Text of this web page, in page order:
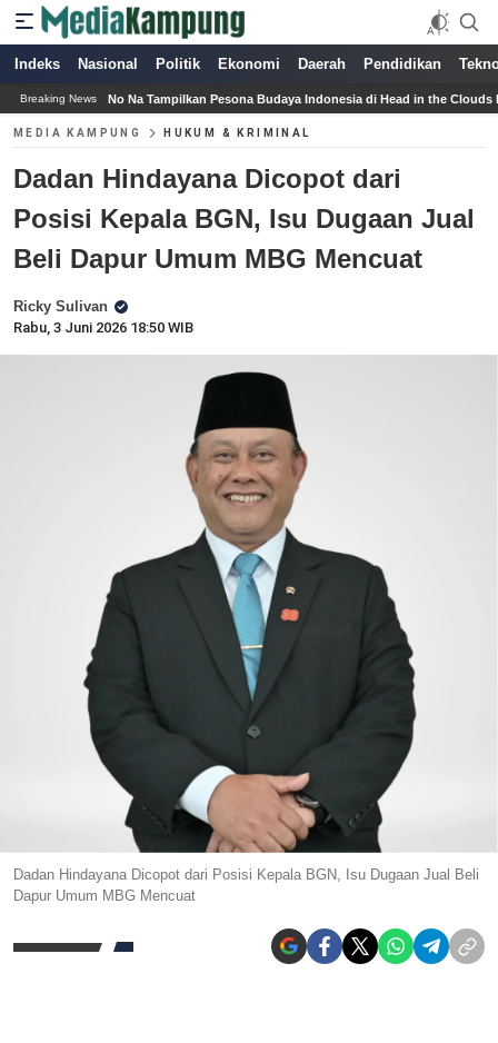
Indeks Nasional Politik Ekonomi Daerah Pendidikan
Breaking NewsPesona Budaya Indonesia di Head in the Clouds Los Angeles 2026
MEDIA KAMPUNG HUKUM & KRIMINAL
Dadan Hindayana Dicopot dari
Posisi Kepala BGN, Isu Dugaan Jual
Beli Dapur Umum MBG Mencuat
Ricky Sulivan
Rabu, 3 Juni 2026 18:50 WIB
Dadan Hindayana Dicopot dari Posisi Kepala BGN, Isu Dugaan Jual Beli
Dapur Umum MBG Mencuat